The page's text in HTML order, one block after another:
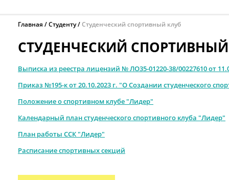
Главная Студенту Студенческий спортивный клуб
СТУДЕНЧЕСКИЙ
Выписка из реестра лицензий № ЛО35-01220-38/00227610 от
Приказ №195-к от 20.10.2023 г. "О Создании студенческого
Положение о спортивном клубе "Лидер"
Календарный план студенческого спортивного клуба "Лидер"
План работы ССК "Лидер"
Расписание спортивных секций